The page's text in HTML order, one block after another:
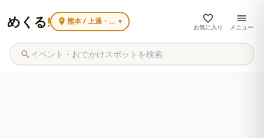
めくる! 熊本 / 上通・下通
▼
お気に入り メニュー